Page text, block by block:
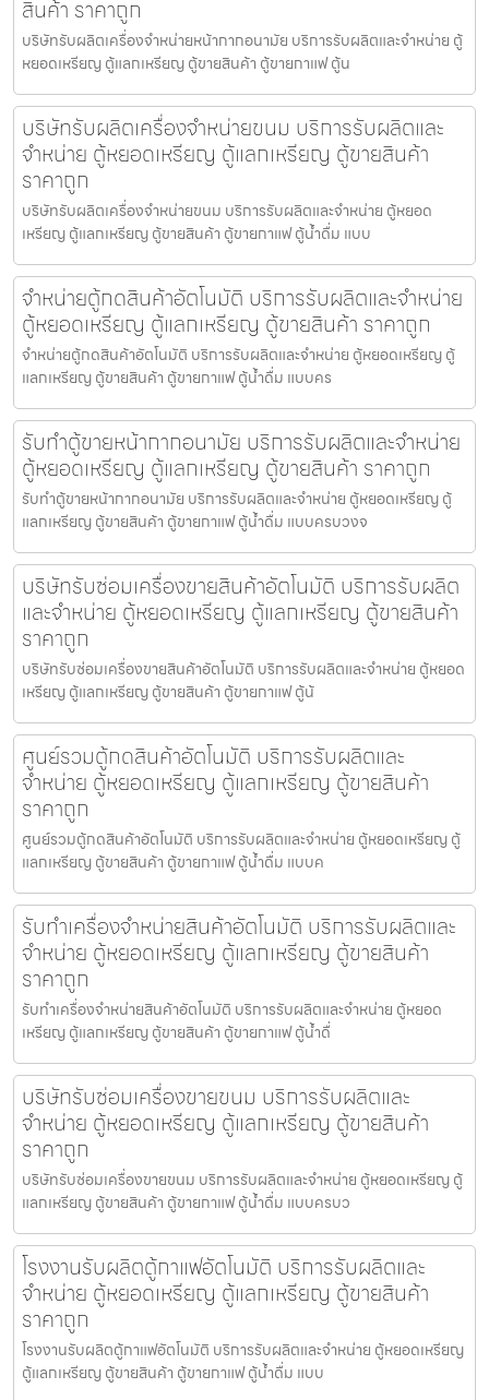
สินค้า ราคาถูก
บริษัทรับผลิตเครื่องจำหน่ายหน้ากากอนามัย บริการรับผลิตและจำหน่าย ตู้
หยอดเหรียญ ตู้แลกเหรียญ ตู้ขายสินค้า ตู้ขายกาแฟ ตู้น
บริษัทรับผลิตเครื่องจำหน่ายขนม บริการรับผลิตและ
จำหน่าย ตู้หยอดเหรียญ ตู้แลกเหรียญ ตู้ขายสินค้า
ราคาถูก
บริษัทรับผลิตเครื่องจำหน่ายขนม บริการรับผลิตและจำหน่าย ตู้หยอด
เหรียญ ตู้แลกเหรียญ ตู้ขายสินค้า ตู้ขายกาแฟ ตู้น้ำดื่ม แบบ
จำหน่ายตู้กดสินค้า​อัตโนมัติ บริการรับผลิตและจำหน่าย
ตู้หยอดเหรียญ ตู้แลกเหรียญ ตู้ขายสินค้า ราคาถูก
จำหน่ายตู้กดสินค้า​อัตโนมัติ บริการรับผลิตและจำหน่าย ตู้หยอดเหรียญ ตู้
แลกเหรียญ ตู้ขายสินค้า ตู้ขายกาแฟ ตู้น้ำดื่ม แบบคร
รับทำตู้ขายหน้ากากอนามัย บริการรับผลิตและจำหน่าย
ตู้หยอดเหรียญ ตู้แลกเหรียญ ตู้ขายสินค้า ราคาถูก
รับทำตู้ขายหน้ากากอนามัย บริการรับผลิตและจำหน่าย ตู้หยอดเหรียญ ตู้
แลกเหรียญ ตู้ขายสินค้า ตู้ขายกาแฟ ตู้น้ำดื่ม แบบครบวงจ
บริษัทรับซ่อมเครื่องขายสินค้า​อัตโนมัติ บริการรับผลิต
และจำหน่าย ตู้หยอดเหรียญ ตู้แลกเหรียญ ตู้ขายสินค้า
ราคาถูก
บริษัทรับซ่อมเครื่องขายสินค้า​อัตโนมัติ บริการรับผลิตและจำหน่าย ตู้หยอด
เหรียญ ตู้แลกเหรียญ ตู้ขายสินค้า ตู้ขายกาแฟ ตู้น้
ศูนย์รวมตู้กดสินค้า​อัตโนมัติ บริการรับผลิตและ
จำหน่าย ตู้หยอดเหรียญ ตู้แลกเหรียญ ตู้ขายสินค้า
ราคาถูก
ศูนย์รวมตู้กดสินค้า​อัตโนมัติ บริการรับผลิตและจำหน่าย ตู้หยอดเหรียญ ตู้
แลกเหรียญ ตู้ขายสินค้า ตู้ขายกาแฟ ตู้น้ำดื่ม แบบค
รับทำเครื่องจำหน่ายสินค้า​อัตโนมัติ บริการรับผลิตและ
จำหน่าย ตู้หยอดเหรียญ ตู้แลกเหรียญ ตู้ขายสินค้า
ราคาถูก
รับทำเครื่องจำหน่ายสินค้า​อัตโนมัติ บริการรับผลิตและจำหน่าย ตู้หยอด
เหรียญ ตู้แลกเหรียญ ตู้ขายสินค้า ตู้ขายกาแฟ ตู้น้ำดื่
บริษัทรับซ่อมเครื่องขายขนม บริการรับผลิตและ
จำหน่าย ตู้หยอดเหรียญ ตู้แลกเหรียญ ตู้ขายสินค้า
ราคาถูก
บริษัทรับซ่อมเครื่องขายขนม บริการรับผลิตและจำหน่าย ตู้หยอดเหรียญ ตู้
แลกเหรียญ ตู้ขายสินค้า ตู้ขายกาแฟ ตู้น้ำดื่ม แบบครบว
โรงงานรับผลิตตู้กาแฟ​อัตโนมัติ บริการรับผลิตและ
จำหน่าย ตู้หยอดเหรียญ ตู้แลกเหรียญ ตู้ขายสินค้า
ราคาถูก
โรงงานรับผลิตตู้กาแฟ​อัตโนมัติ บริการรับผลิตและจำหน่าย ตู้หยอดเหรียญ
ตู้แลกเหรียญ ตู้ขายสินค้า ตู้ขายกาแฟ ตู้น้ำดื่ม แบบ